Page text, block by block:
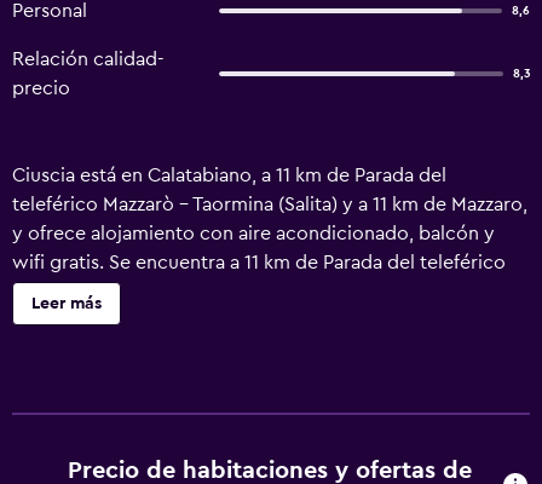
Personal 8,6
Relación calidad-
precio
8,3
Ciuscia está en Calatabiano, a 11 km de Parada del
teleférico Mazzarò - Taormina (Salita) y a 11 km de Mazzaro,
y ofrece alojamiento con aire acondicionado, balcón y
wifi gratis. Se encuentra a 11 km de Parada del teleférico
Mazzaró - Taormina y dispone de cocina compartida. El
bed and breakfast dispone de TV de pantalla plana. La
a 50 km.
Leer más
Precio de habitaciones y ofertas de